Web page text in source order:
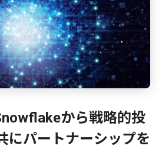
から戦略的投
にパートナーシップを